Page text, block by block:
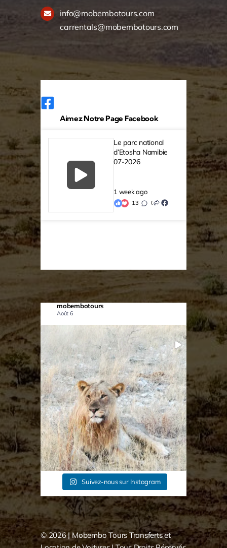
info@mobembotours.com
carrentals@mobembotours.com
Aimez Notre Page Facebook
Le parc national
d’Etosha Namibie
07-2026
1 week ago
13 0 0
mobembotours
Août 6
Le parc d’Etosha Août 2026 une belle journée.
7 1
Suivez-nous sur Instagram
© 2026 | Mobembo Tours Transferts et